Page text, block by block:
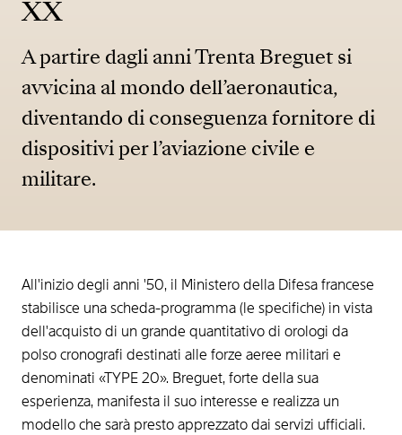
XX
A partire dagli anni Trenta Breguet si
avvicina al mondo dell’aeronautica,
diventando di conseguenza fornitore di
dispositivi per l’aviazione civile e
militare.
All'inizio degli anni '50, il Ministero della Difesa francese
stabilisce una scheda-programma (le specifiche) in vista
dell'acquisto di un grande quantitativo di orologi da
polso cronografi destinati alle forze aeree militari e
denominati «TYPE 20». Breguet, forte della sua
esperienza, manifesta il suo interesse e realizza un
modello che sarà presto apprezzato dai servizi ufficiali.